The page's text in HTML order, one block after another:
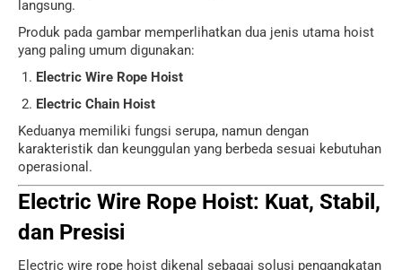
langsung.
Produk pada gambar memperlihatkan dua jenis utama hoist
yang paling umum digunakan:
Electric Wire Rope Hoist
Electric Chain Hoist
Keduanya memiliki fungsi serupa, namun dengan
karakteristik dan keunggulan yang berbeda sesuai kebutuhan
operasional.
Electric Wire Rope Hoist: Kuat, Stabil,
dan Presisi
Electric wire rope hoist dikenal sebagai solusi pengangkatan